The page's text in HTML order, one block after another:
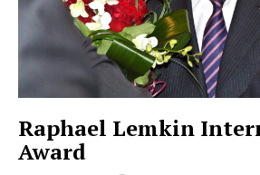
Raphael Lemkin
Award